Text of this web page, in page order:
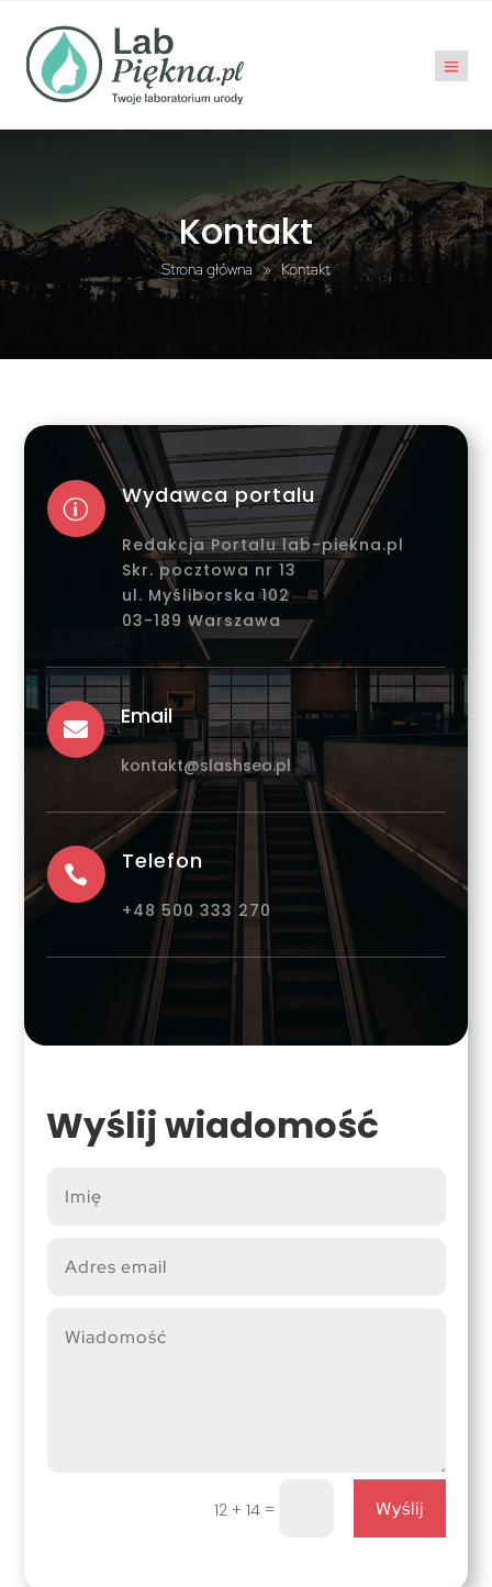
Kontakt
Strona główna »Kontakt
p Wydawca portalu
Redakcja Portalu lab-piekna.pl
Skr. pocztowa nr 13
ul. Myśliborska 102
03-189 Warszawa
 Email
kontakt@slashseo.pl
 Telefon
+48 500 333 270
Wyślij wiadomość
12 + 14= Wyślij